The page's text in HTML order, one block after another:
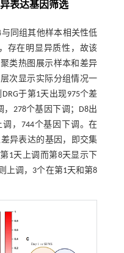
表达基因筛选
与同组其他样本相关性低
，存在明显异质性，故该
类热图展示样本和差异
次显示实际分组情况一
于第1天出现975个差
278个基因下调；D8出
，744个基因下调。在
异表达的基因，即交集
1天上调而第8天显示下
上调，3个在第1天和第8